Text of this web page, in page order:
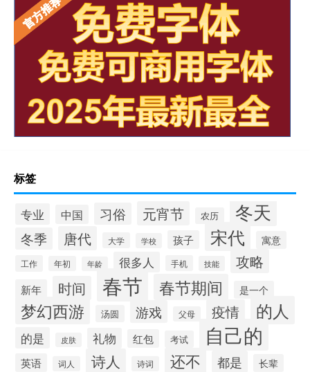
标签
专业 中国 习俗 元宵节 农历 冬天
冬季 唐代 大学 学校 孩子 宋代 寓意
工作 年初 年龄 很多人 手机 技能 攻略
新年 时间 春节 春节期间 是一个
梦幻西游 汤圆 游戏 父母 疫情 的人
的是 皮肤 礼物 红包 考试 自己的
英语 词人 诗人 诗词 还不 都是 长辈